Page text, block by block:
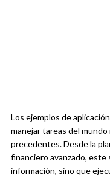
Los ejemplos de
manejar tareas del
precedentes. Desde la
financiero avanzado, este
información, sino que